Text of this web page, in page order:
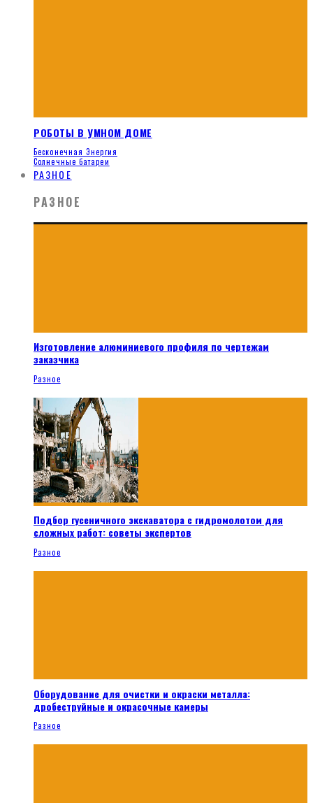
РОБОТЫ В УМНОМ ДОМЕ
Бесконечная Энергия
Солнечные батареи
РАЗНОЕ
РАЗНОЕ
Изготовление алюминиевого профиля по чертежам
заказчика
Разное
Подбор гусеничного экскаватора с гидромолотом для
сложных работ: советы экспертов
Разное
Оборудование для очистки и окраски металла:
дробеструйные и окрасочные камеры
Разное